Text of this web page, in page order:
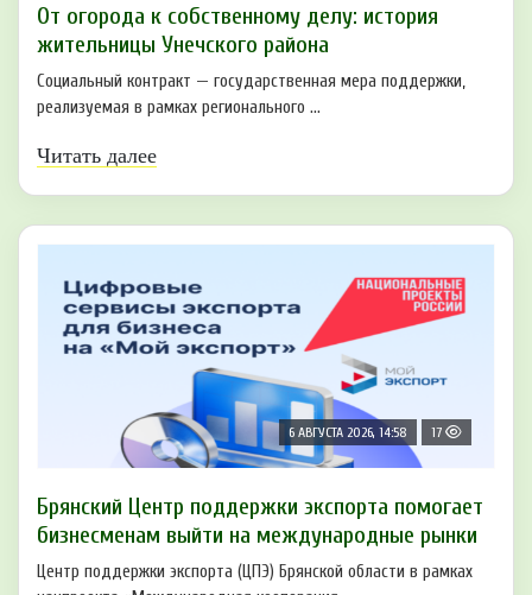
От огорода к собственному делу: история
жительницы Унечского района
Социальный контракт — государственная мера поддержки,
реализуемая в рамках регионального ...
Читать далее
6 АВГУСТА 2026, 14:58 17
Брянский Центр поддержки экспорта помогает
бизнесменам выйти на международные рынки
Центр поддержки экспорта (ЦПЭ) Брянской области в рамках